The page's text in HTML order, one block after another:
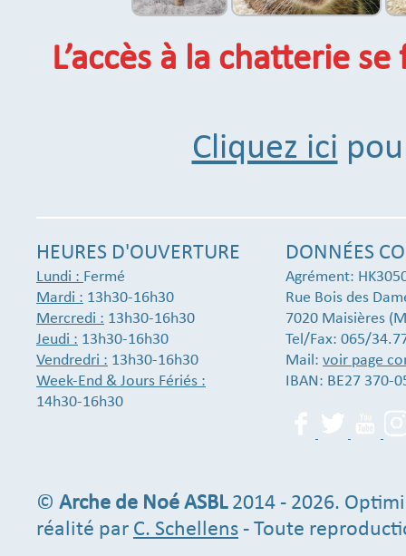
L’accès à la chatterie
Cliquez ici
HEURES D'OUVERTURE
Lundi : Fermé
Mardi : 13h30-16h30
Mercredi : 13h30-16h30
Jeudi : 13h30-16h30
Vendredri : 13h30-16h30
Week-End & Jours Fériés :
14h30-16h30
DONNÉES
Agrément:
Rue Bois des
7020 Maisières
Tel/Fax: 065/
Mail: voir page
IBAN: BE27 370-
© Arche de Noé ASBL2014 - 2026.
réalité par C. Schellens - Toute